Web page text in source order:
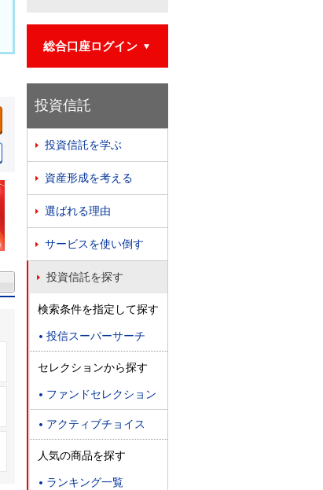
総合口座ログイン
投資信託
 投資信託を学ぶ
 資産形成を考える
 選ばれる理由
 サービスを使い倒す
 投資信託を探す
検索条件を指定して探す
 投信スーパーサーチ
セレクションから探す
 ファンドセレクション
 アクティブチョイス
人気の商品を探す
 ランキング一覧